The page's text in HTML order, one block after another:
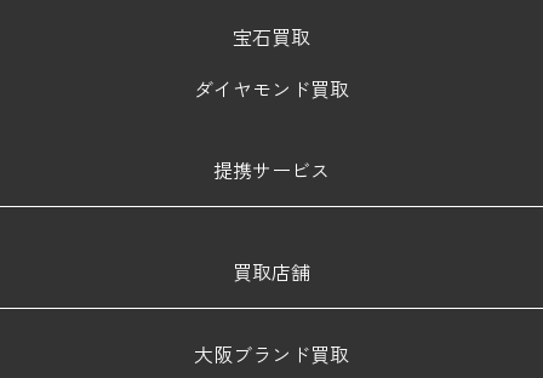
宝石買取
ダイヤモンド買取
提携サービス
買取店舗
大阪ブランド買取